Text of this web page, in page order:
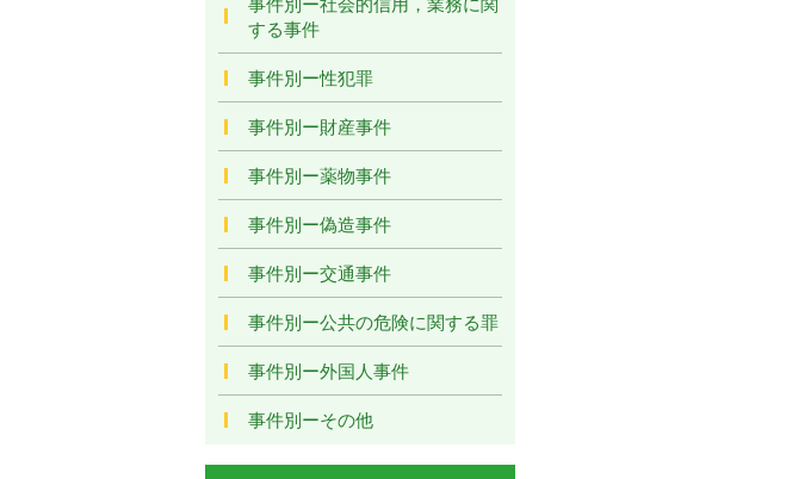
する事件
事件別ー性犯罪
事件別ー財産事件
事件別ー薬物事件
事件別ー偽造事件
事件別ー交通事件
事件別ー公共の危険に関する罪
事件別ー外国人事件
事件別ーその他